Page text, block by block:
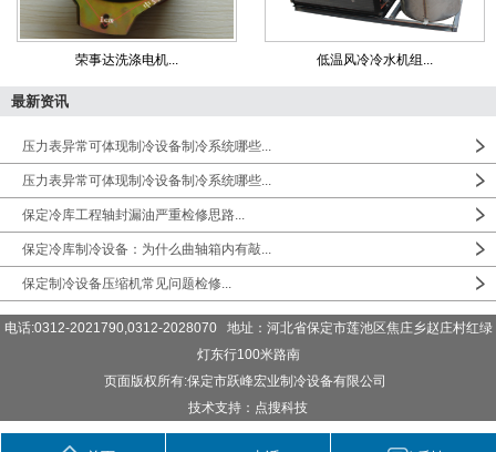
荣事达洗涤电机... 低温风冷冷水机组...
最新资讯
压力表异常可体现制冷设备制冷系统哪些...
压力表异常可体现制冷设备制冷系统哪些...
保定冷库工程轴封漏油严重检修思路...
保定冷库制冷设备：为什么曲轴箱内有敲...
保定制冷设备压缩机常见问题检修...
电话:0312-2021790,0312-2028070 地址：河北省保定市莲池区焦庄乡赵庄村红绿
灯东行100米路南
页面版权所有:保定市跃峰宏业制冷设备有限公司
技术支持：点搜科技